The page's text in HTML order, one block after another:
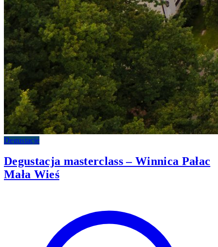
Degustacje
Degustacja masterclass – Winnica Pałac
Mała Wieś